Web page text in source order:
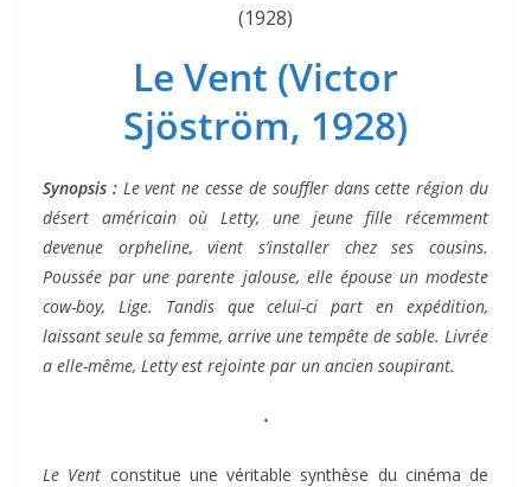
(1928)
Le Vent (Victor
Sjöström, 1928)
Synopsis :Le vent ne cesse de souffler dans cette région du
désert américain où Letty, une jeune fille récemment
devenue orpheline, vient s’installer chez ses cousins.
Poussée par une parente jalouse, elle épouse un modeste
cow-boy, Lige. Tandis que celui-ci part en expédition,
laissant seule sa femme, arrive une tempête de sable. Livrée
a elle-même, Letty est rejointe par un ancien soupirant.
⋅
Le Vent constitue une véritable synthèse du cinéma de